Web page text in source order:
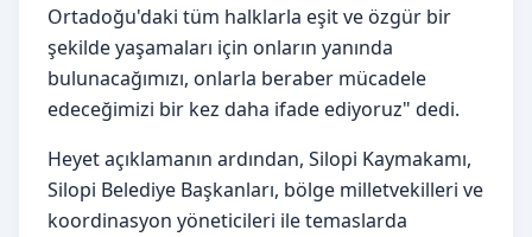
Ortadoğu'daki tüm halklarla eşit ve özgür bir
şekilde yaşamaları için onların yanında
bulunacağımızı, onlarla beraber mücadele
edeceğimizi bir kez daha ifade ediyoruz" dedi.
Heyet açıklamanın ardından, Silopi Kaymakamı,
Silopi Belediye Başkanları, bölge milletvekilleri ve
koordinasyon yöneticileri ile temaslarda